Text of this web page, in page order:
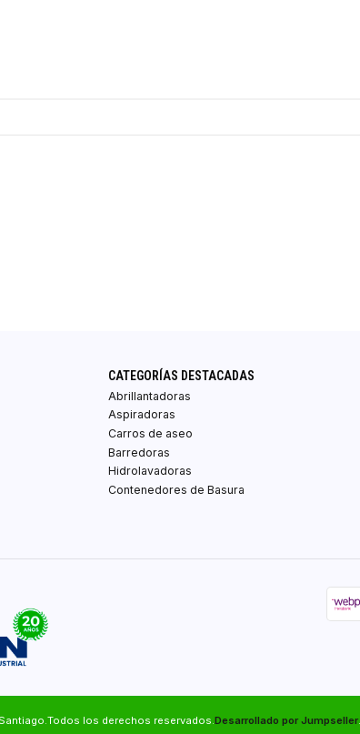
CATEGORÍAS DESTACADAS
Abrillantadoras
Aspiradoras
Carros de aseo
Barredoras
Hidrolavadoras
Contenedores de Basura
los derechos reservados. Desarrollado por Jumpseller.